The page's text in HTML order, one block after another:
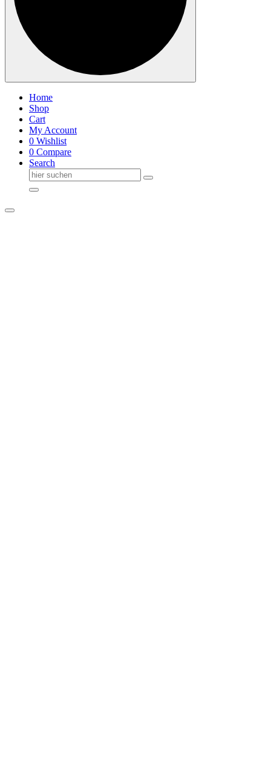
Home
Shop
Cart
My Account
0 Wishlist
0 Compare
Search
Suche
nach: